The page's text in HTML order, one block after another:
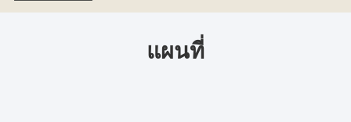
แผนที่